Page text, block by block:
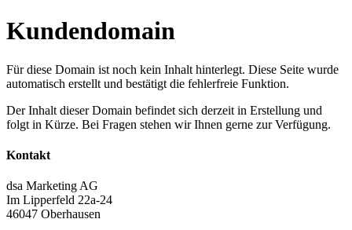
Kundendomain
Für diese Domain ist noch kein Inhalt hinterlegt. Diese Seite wurde
automatisch erstellt und bestätigt die fehlerfreie Funktion.
Der Inhalt dieser Domain befindet sich derzeit in Erstellung und
folgt in Kürze. Bei Fragen stehen wir Ihnen gerne zur Verfügung.
Kontakt
dsa Marketing AG
Im Lipperfeld 22a-24
46047 Oberhausen